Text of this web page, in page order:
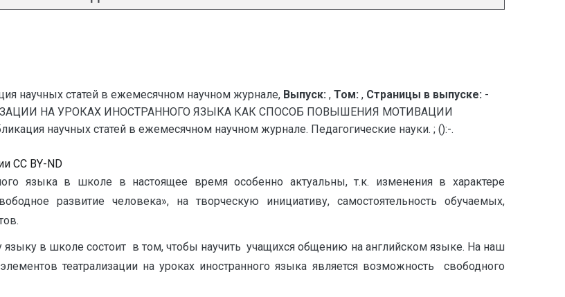
научных статей в ежемесячном научном журнале, Выпуск: , Том: , Страницы в выпуске: -
НА УРОКАХ ИНОСТРАННОГО ЯЗЫКА КАК СПОСОБ ПОВЫШЕНИЯ МОТИВАЦИИ
научных статей в ежемесячном научном журнале. Педагогические науки. ; ():-.
CC BY-ND
языка в школе в настоящее время особенно актуальны, т.к. изменения в характере
развитие человека», на творческую инициативу, самостоятельность обучаемых,
в школе состоит в том, чтобы научить учащихся общению на английском языке. На наш
театрализации на уроках иностранного языка является возможность свободного